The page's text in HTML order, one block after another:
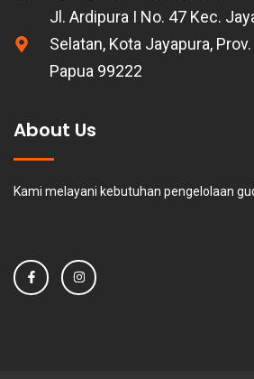
Jl. Ardipura I No. 47 Kec.
Selatan, Kota Jayapura, Prov.
Papua 99222
About Us
Kami melayani kebutuhan pengelolaan